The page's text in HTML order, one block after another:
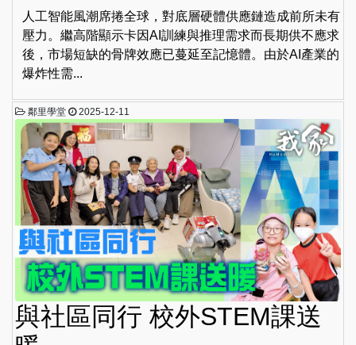
人工智能風潮席捲全球，對底層硬體供應鏈造成前所未有
壓力。繼高階顯示卡因AI訓練與推理需求而長期供不應求
後，市場短缺的骨牌效應已蔓延至記憶體。由於AI產業的
爆炸性需...
鄰里學堂 2025-12-11
與社區同行 校外STEM課送